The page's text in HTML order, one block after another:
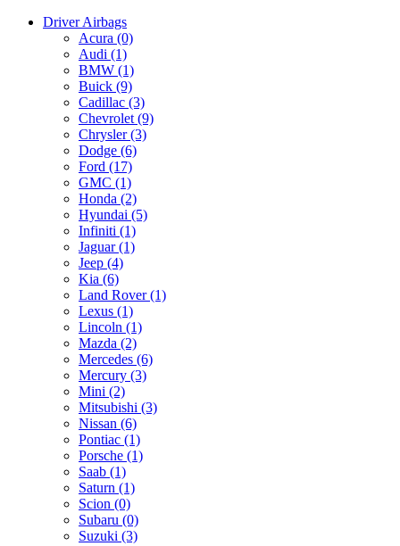
Driver Airbags
Acura (0)
Audi (1)
BMW (1)
Buick (9)
Cadillac (3)
Chevrolet (9)
Chrysler (3)
Dodge (6)
Ford (17)
GMC (1)
Honda (2)
Hyundai (5)
Infiniti (1)
Jaguar (1)
Jeep (4)
Kia (6)
Land Rover (1)
Lexus (1)
Lincoln (1)
Mazda (2)
Mercedes (6)
Mercury (3)
Mini (2)
Mitsubishi (3)
Nissan (6)
Pontiac (1)
Porsche (1)
Saab (1)
Saturn (1)
Scion (0)
Subaru (0)
Suzuki (3)